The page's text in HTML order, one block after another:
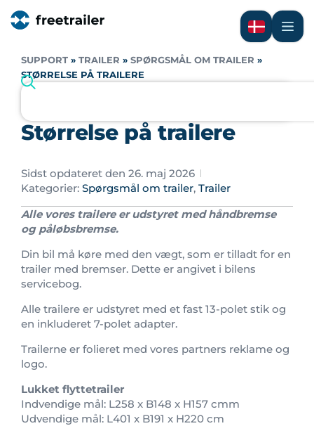
SUPPORT » TRAILER » SPØRGSMÅL OM TRAILER »
STØRRELSE PÅ TRAILERE
Størrelse på trailere
Sidst opdateret den 26. maj 2026
Kategorier: Spørgsmål om trailer, Trailer
Alle vores trailere er udstyret med håndbremse
og påløbsbremse.
Din bil må køre med den vægt, som er tilladt for en
trailer med bremser. Dette er angivet i bilens
servicebog.
Alle trailere er udstyret med et fast 13-polet stik og
en inkluderet 7-polet adapter.
Trailerne er folieret med vores partners reklame og
logo.
Lukket flyttetrailer
Indvendige mål: L258 x B148 x H157 cmm
Udvendige mål: L401 x B191 x H220 cm